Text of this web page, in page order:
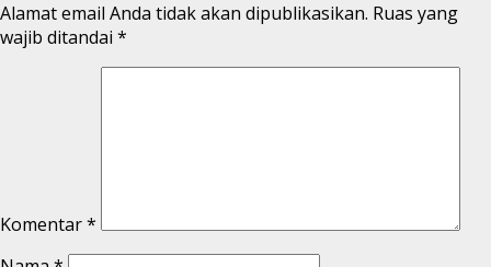
Alamat email Anda tidak akan dipublikasikan. Ruas yang
wajib ditandai *
Komentar*